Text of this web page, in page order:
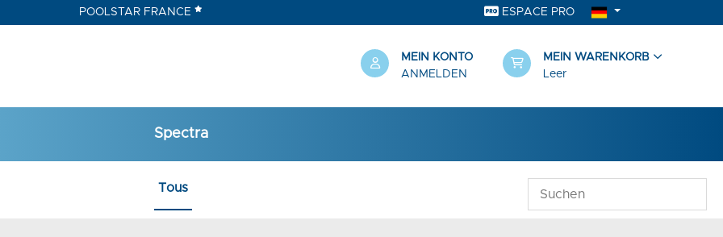
POOLSTAR FRANCE ESPACE PRO
MEIN KONTO
ANMELDEN
MEIN WARENKORB
Leer
Spectra
Tous